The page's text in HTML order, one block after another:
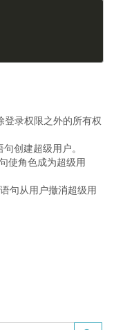
登录权限之外的所有权
句创建超级用户。
使角色成为超级用
语句从用户撤消超级用